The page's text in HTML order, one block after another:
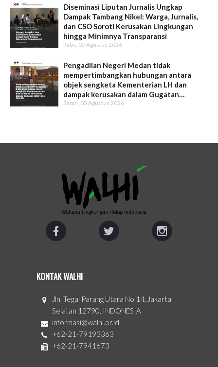
Diseminasi Liputan Jurnalis Ungkap
Dampak Tambang Nikel: Warga, Jurnalis,
dan CSO Soroti Kerusakan Lingkungan
hingga Minimnya Transparansi
Rabu, 05 Agustus 2026
Pengadilan Negeri Medan tidak
mempertimbangkan hubungan antara
objek sengketa Kementerian LH dan
dampak kerusakan dalam Gugatan
Intervensi WALHI
Senin, 03 Agustus 2026
KONTAK WALHI
Jln. Tegal Parang Utara No 14, Jakarta
Selatan 12790. INDONESIA
informasi@walhi.or.id
+62-21-79193363
+62-21-7941673